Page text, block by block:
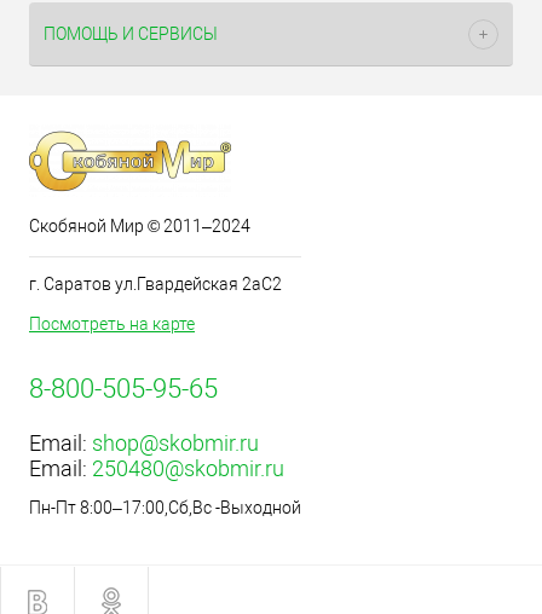
ПОМОЩЬ И СЕРВИСЫ
Скобяной Мир © 2011–2024
г. Саратов ул.Гвардейская 2аС2
Посмотреть на карте
8-800-505-95-65
Email: shop@skobmir.ru
Email: 250480@skobmir.ru
Пн-Пт 8:00–17:00,Сб,Вс -Выходной